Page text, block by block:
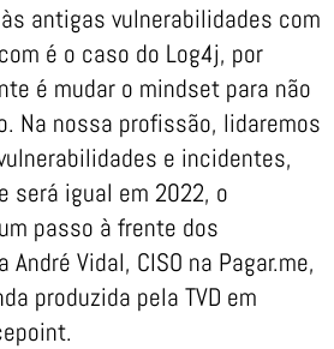
antigas vulnerabilidades com
é o caso do Log4j, por
é mudar o mindset para não
Na nossa profissão, lidaremos
e incidentes,
será igual em 2022, o
passo à frente dos
Vidal, CISO na Pagar.me,
produzida pela TVD em